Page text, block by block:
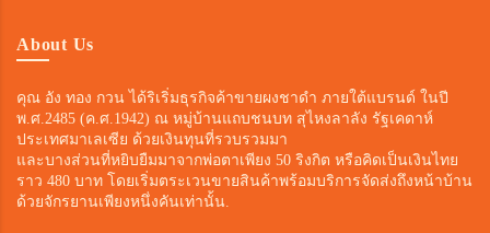
About Us
คุณ อัง ทอง กวน ได้ริเริ่มธุรกิจค้าขายผงชาดำ ภายใต้แบรนด์ ในปี
พ.ศ.2485 (ค.ศ.1942) ณ หมู่บ้านแถบชนบท สุไหงลาลัง รัฐเคดาห์
ประเทศมาเลเซีย ด้วยเงินทุนที่รวบรวมมา
และบางส่วนที่หยิบยืมมาจากพ่อตาเพียง 50 ริงกิต หรือคิดเป็นเงินไทย
ราว 480 บาท โดยเริ่มตระเวนขายสินค้าพร้อมบริการจัดส่งถึงหน้าบ้าน
ด้วยจักรยานเพียงหนึ่งคันเท่านั้น.